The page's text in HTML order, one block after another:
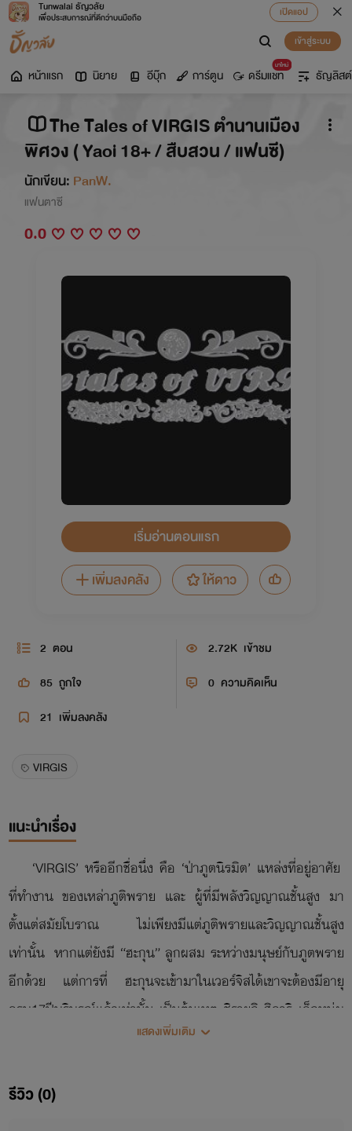
Tunwalai ธัญวลัย
เพื่อประสบการณ์ที่ดีกว่าบนมือถือ
เปิดแอป
เข้าสู่ระบบ
หน้าแรก นิยาย อีบุ๊ก การ์ตูน
มาใหม่
ดรีมแชท ธัญลิสต์
The Tales of VIRGIS ตำนานเมือง
พิศวง ( Yaoi 18+ / สืบสวน / แฟนซี)
นักเขียน: PanW.
แฟนตาซี
0.0
เริ่มอ่านตอนแรก
เพิ่มลงคลัง
ให้ดาว
2 ตอน 2.72K เข้าชม
85 ถูกใจ 0 ความคิดเห็น
21 เพิ่มลงคลัง
VIRGIS
แนะนำเรื่อง
‘VIRGIS’ หรืออีกชื่อนึ่ง คือ ‘ป่าภูตนิรมิต’ แหล่งที่อยู่อาศัย
ที่ทำงาน ของเหล่าภูติพราย และ ผู้ที่มีพลังวิญญาณชั้นสูง มา
ตั้งแต่สมัยโบราณ ไม่เพียงมีแต่ภูติพรายและวิญญาณชั้นสูง
เท่านั้น หากแต่ยังมี “ฮะกุน” ลูกผสม ระหว่างมนุษย์กับภูตพราย
อีกด้วย แต่การที่ ฮะกุนจะเข้ามาในเวอร์จิสได้เขาจะต้องมีอายุ
ครบ17ปีบริบูรณ์แล้วเท่านั้น เป็นต้นเหตุ ชิรายูกิ ฮิคาริ เด็กหนุ่ม
มัธยมปลายที่ไม่เคยรู้ตัวมาก่อนว่าตัวของเขาเองเป็นฮะกุนที่สืบ
เต็ม โชคชะตาก็ได้นำทางให้เขาเข้ามายังเวอร์กิส และ เขาก็ยังได้
แสดงเพิ่มเติม
รีวิว (0)